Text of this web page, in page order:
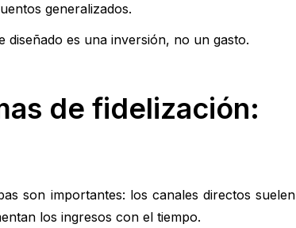
generalizados.
es una inversión, no un gasto.
de fidelización:
son importantes: los canales directos suelen
los ingresos con el tiempo.